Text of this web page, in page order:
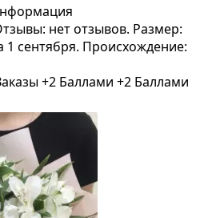
нет отзывов. Размер:
1 сентября. Происхождение:
+2 Баллами +2 Баллами